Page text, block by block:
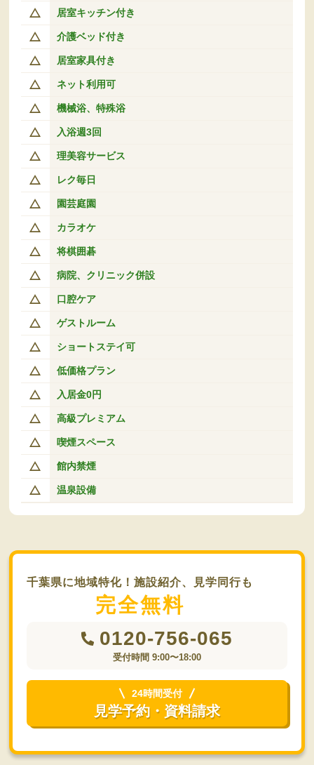
居室キッチン付き
介護ベッド付き
居室家具付き
ネット利用可
機械浴、特殊浴
入浴週3回
理美容サービス
レク毎日
園芸庭園
カラオケ
将棋囲碁
病院、クリニック併設
口腔ケア
ゲストルーム
ショートステイ可
低価格プラン
入居金0円
高級プレミアム
喫煙スペース
館内禁煙
温泉設備
千葉県に地域特化！施設紹介、見学同行も
完全無料
0120-756-065
受付時間 9:00〜18:00
24時間受付
見学予約・資料請求